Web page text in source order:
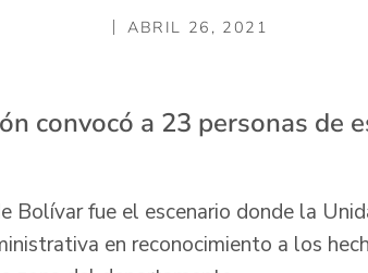
ABRIL 26, 2021
convocó a 23 personas de
Bolívar fue el escenario donde la
en reconocimiento a los